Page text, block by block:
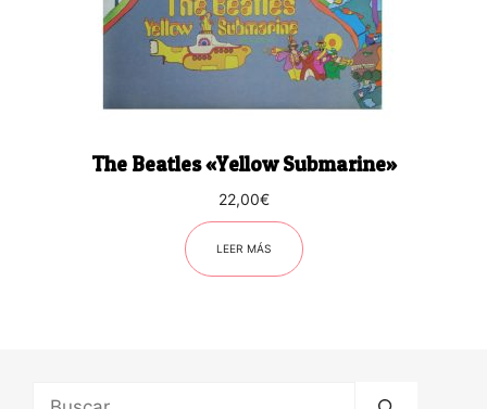
The Beatles «Yellow Submarine»
22,00€
LEER MÁS
Buscar: